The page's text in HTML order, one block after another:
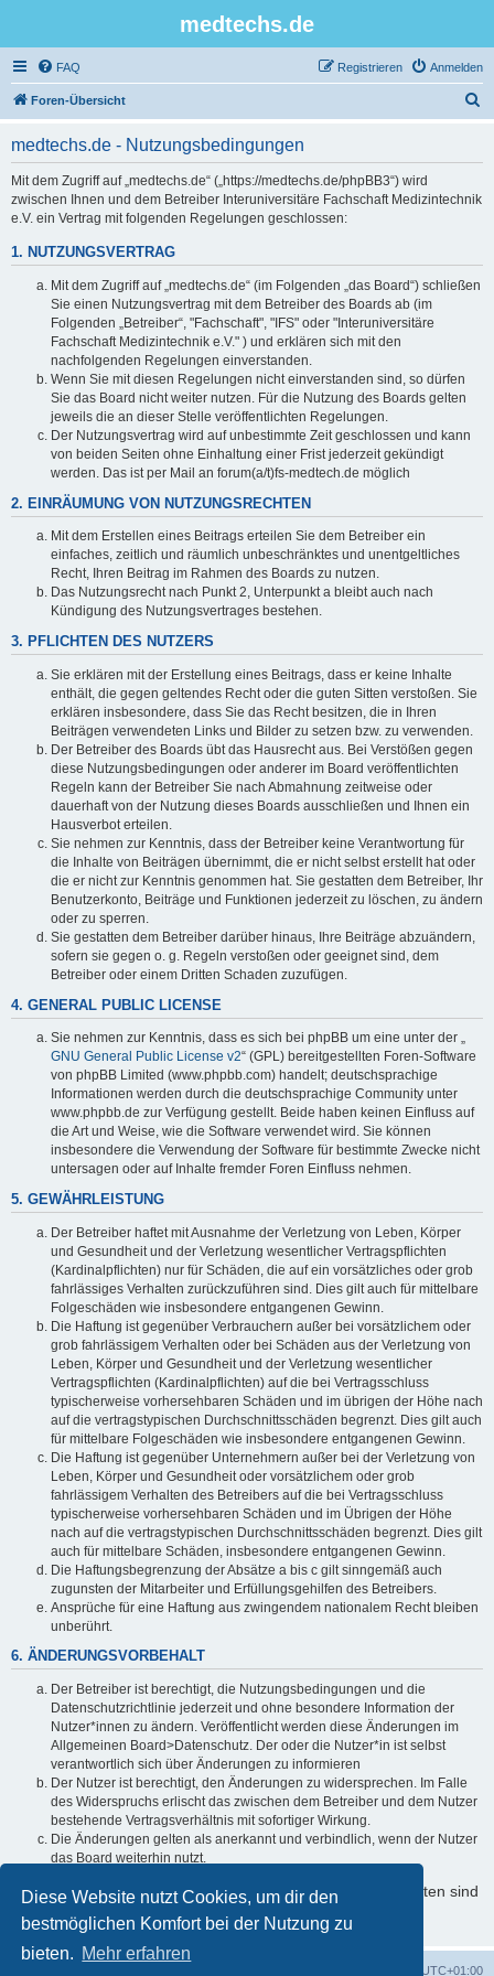
Diese Website nutzt Cookies, um dir den
bestmöglichen Komfort bei der Nutzung zu
bieten. Mehr erfahren
medtechs.de
FAQ Anmelden
Registrieren
Foren-Übersicht
medtechs.de - Nutzungsbedingungen
Mit dem Zugriff auf „medtechs.de“ („https://medtechs.de/phpBB3“) wird
zwischen Ihnen und dem Betreiber Interuniversitäre Fachschaft Medizintechnik
e.V. ein Vertrag mit folgenden Regelungen geschlossen:
1. NUTZUNGSVERTRAG
Mit dem Zugriff auf „medtechs.de“ (im Folgenden „das Board“) schließen
Sie einen Nutzungsvertrag mit dem Betreiber des Boards ab (im
Folgenden „Betreiber“, "Fachschaft", "IFS" oder "Interuniversitäre
Fachschaft Medizintechnik e.V." ) und erklären sich mit den
nachfolgenden Regelungen einverstanden.
Wenn Sie mit diesen Regelungen nicht einverstanden sind, so dürfen
Sie das Board nicht weiter nutzen. Für die Nutzung des Boards gelten
jeweils die an dieser Stelle veröffentlichten Regelungen.
Der Nutzungsvertrag wird auf unbestimmte Zeit geschlossen und kann
von beiden Seiten ohne Einhaltung einer Frist jederzeit gekündigt
werden. Das ist per Mail an forum(a/t)fs-medtech.de möglich
2. EINRÄUMUNG VON NUTZUNGSRECHTEN
Mit dem Erstellen eines Beitrags erteilen Sie dem Betreiber ein
einfaches, zeitlich und räumlich unbeschränktes und unentgeltliches
Recht, Ihren Beitrag im Rahmen des Boards zu nutzen.
Das Nutzungsrecht nach Punkt 2, Unterpunkt a bleibt auch nach
Kündigung des Nutzungsvertrages bestehen.
3. PFLICHTEN DES NUTZERS
Sie erklären mit der Erstellung eines Beitrags, dass er keine Inhalte
enthält, die gegen geltendes Recht oder die guten Sitten verstoßen. Sie
erklären insbesondere, dass Sie das Recht besitzen, die in Ihren
Beiträgen verwendeten Links und Bilder zu setzen bzw. zu verwenden.
Der Betreiber des Boards übt das Hausrecht aus. Bei Verstößen gegen
diese Nutzungsbedingungen oder anderer im Board veröffentlichten
Regeln kann der Betreiber Sie nach Abmahnung zeitweise oder
dauerhaft von der Nutzung dieses Boards ausschließen und Ihnen ein
Hausverbot erteilen.
Sie nehmen zur Kenntnis, dass der Betreiber keine Verantwortung für
die Inhalte von Beiträgen übernimmt, die er nicht selbst erstellt hat oder
die er nicht zur Kenntnis genommen hat. Sie gestatten dem Betreiber, Ihr
Benutzerkonto, Beiträge und Funktionen jederzeit zu löschen, zu ändern
oder zu sperren.
Sie gestatten dem Betreiber darüber hinaus, Ihre Beiträge abzuändern,
sofern sie gegen o. g. Regeln verstoßen oder geeignet sind, dem
Betreiber oder einem Dritten Schaden zuzufügen.
4. GENERAL PUBLIC LICENSE
Sie nehmen zur Kenntnis, dass es sich bei phpBB um eine unter der „
GNU General Public License v2“ (GPL) bereitgestellten Foren-Software
von phpBB Limited (www.phpbb.com) handelt; deutschsprachige
Informationen werden durch die deutschsprachige Community unter
www.phpbb.de zur Verfügung gestellt. Beide haben keinen Einfluss auf
die Art und Weise, wie die Software verwendet wird. Sie können
insbesondere die Verwendung der Software für bestimmte Zwecke nicht
untersagen oder auf Inhalte fremder Foren Einfluss nehmen.
5. GEWÄHRLEISTUNG
Der Betreiber haftet mit Ausnahme der Verletzung von Leben, Körper
und Gesundheit und der Verletzung wesentlicher Vertragspflichten
(Kardinalpflichten) nur für Schäden, die auf ein vorsätzliches oder grob
fahrlässiges Verhalten zurückzuführen sind. Dies gilt auch für mittelbare
Folgeschäden wie insbesondere entgangenen Gewinn.
Die Haftung ist gegenüber Verbrauchern außer bei vorsätzlichem oder
grob fahrlässigem Verhalten oder bei Schäden aus der Verletzung von
Leben, Körper und Gesundheit und der Verletzung wesentlicher
Vertragspflichten (Kardinalpflichten) auf die bei Vertragsschluss
typischerweise vorhersehbaren Schäden und im übrigen der Höhe nach
auf die vertragstypischen Durchschnittsschäden begrenzt. Dies gilt auch
für mittelbare Folgeschäden wie insbesondere entgangenen Gewinn.
Die Haftung ist gegenüber Unternehmern außer bei der Verletzung von
Leben, Körper und Gesundheit oder vorsätzlichem oder grob
fahrlässigem Verhalten des Betreibers auf die bei Vertragsschluss
typischerweise vorhersehbaren Schäden und im Übrigen der Höhe
nach auf die vertragstypischen Durchschnittsschäden begrenzt. Dies gilt
auch für mittelbare Schäden, insbesondere entgangenen Gewinn.
Die Haftungsbegrenzung der Absätze a bis c gilt sinngemäß auch
zugunsten der Mitarbeiter und Erfüllungsgehilfen des Betreibers.
Ansprüche für eine Haftung aus zwingendem nationalem Recht bleiben
unberührt.
6. ÄNDERUNGSVORBEHALT
Der Betreiber ist berechtigt, die Nutzungsbedingungen und die
Datenschutzrichtlinie jederzeit und ohne besondere Information der
Nutzer*innen zu ändern. Veröffentlicht werden diese Änderungen im
Allgemeinen Board>Datenschutz. Der oder die Nutzer*in ist selbst
verantwortlich sich über Änderungen zu informieren
Der Nutzer ist berechtigt, den Änderungen zu widersprechen. Im Falle
des Widerspruchs erlischt das zwischen dem Betreiber und dem Nutzer
bestehende Vertragsverhältnis mit sofortiger Wirkung.
Die Änderungen gelten als anerkannt und verbindlich, wenn der Nutzer
das Board weiterhin nutzt.
Informationen über den Umgang mit Ihren persönlichen Daten sind
in der Datenschutzrichtlinie enthalten.
UTC+01:00